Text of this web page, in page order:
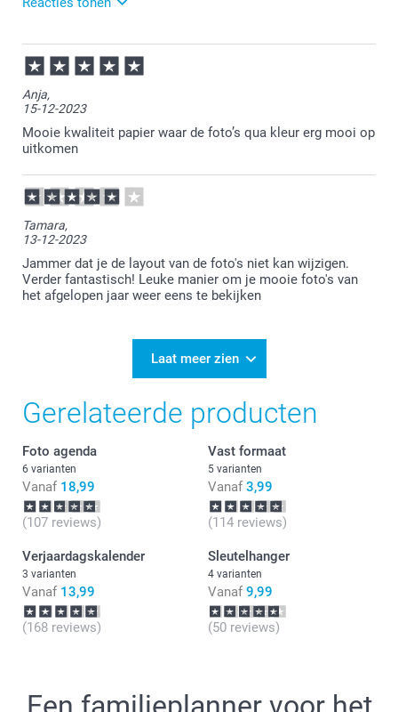
29-01-2024
13:59
Bedankt voor je bericht.
Dat is heel fijn om te lezen.
Heel veel plezier ervan!
Anja,
15-12-2023
Mooie kwaliteit papier waar de foto’s qua kleur erg mooi op
uitkomen
Tamara,
13-12-2023
Jammer dat je de layout van de foto's niet kan wijzigen.
Verder fantastisch! Leuke manier om je mooie foto's van
het afgelopen jaar weer eens te bekijken
Laat meer zien
Gerelateerde producten
Foto agenda
6 varianten
Vanaf 18,99
(107 reviews)
Vast formaat
5 varianten
Vanaf 3,99
(114 reviews)
Verjaardagskalender
3 varianten
Vanaf 13,99
(168 reviews)
Sleutelhanger
4 varianten
Vanaf 9,99
(50 reviews)